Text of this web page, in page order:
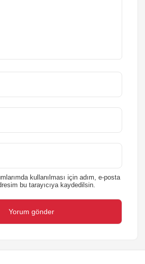
kullanılması için adım, e-posta
bu tarayıcıya kaydedilsin.